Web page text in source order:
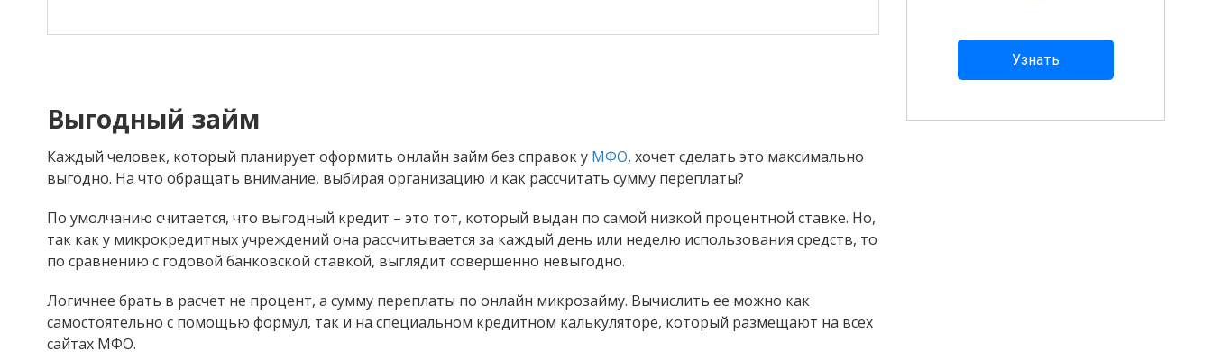
Выгодный займ
Каждый человек, который планирует оформить онлайн займ без справок у МФО, хочет сделать это максимально
выгодно. На что обращать внимание, выбирая организацию и как рассчитать сумму переплаты?
По умолчанию считается, что выгодный кредит – это тот, который выдан по самой низкой процентной ставке. Но,
так как у микрокредитных учреждений она рассчитывается за каждый день или неделю использования средств, то
по сравнению с годовой банковской ставкой, выглядит совершенно невыгодно.
Логичнее брать в расчет не процент, а сумму переплаты по онлайн микрозайму. Вычислить ее можно как
самостоятельно с помощью формул, так и на специальном кредитном калькуляторе, который размещают на всех
сайтах МФО.